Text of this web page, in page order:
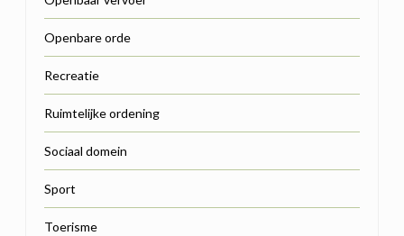
Openbare orde
Recreatie
Ruimtelijke ordening
Sociaal domein
Sport
Toerisme